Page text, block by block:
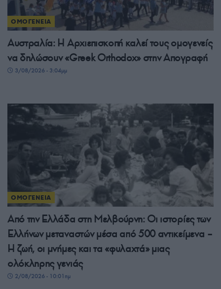
ΟΜΟΓΕΝΕΙΑ
Αυστραλία: Η Αρχιεπισκοπή καλεί τους ομογενείς
να δηλώσουν «Greek Orthodox» στην Απογραφή
3/08/2026 - 3:04μμ
ΟΜΟΓΕΝΕΙΑ
Από την Ελλάδα στη Μελβούρνη: Οι ιστορίες των
Ελλήνων μεταναστών μέσα από 500 αντικείμενα –
Η ζωή, οι μνήμες και τα «φυλαχτά» μιας
ολόκληρης γενιάς
2/08/2026 - 10:01πμ